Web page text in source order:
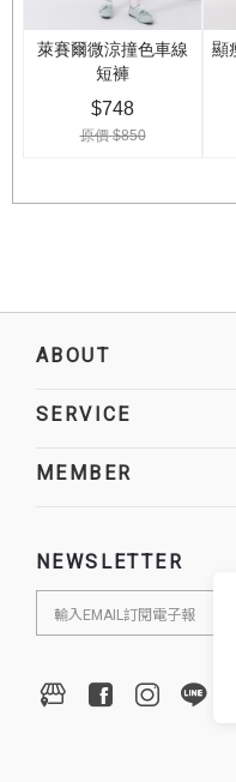
ABOUT
SERVICE
MEMBER
NEWSLETTER